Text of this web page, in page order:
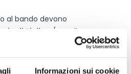
Informazioni sui cookie
al bando devono
di Biella
e/o realizzare
da almeno 18 mesio
almeno biennale